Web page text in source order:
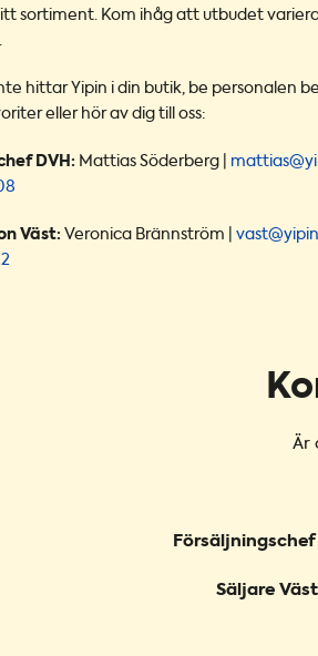
sortiment. Kom ihåg att utbudet
hittar Yipin i din butik, be personalen
eller hör av dig till oss:
DVH: Mattias Söderberg |
Väst: Veronica Brännström |
Är
Försäljningschef
Säljare